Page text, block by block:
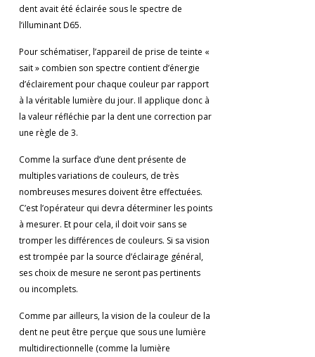
dent avait été éclairée sous le spectre de
l’illuminant D65.
Pour schématiser, l’appareil de prise de teinte «
sait » combien son spectre contient d’énergie
d’éclairement pour chaque couleur par rapport
à la véritable lumière du jour. Il applique donc à
la valeur réfléchie par la dent une correction par
une règle de 3.
Comme la surface d’une dent présente de
multiples variations de couleurs, de très
nombreuses mesures doivent être effectuées.
C’est l’opérateur qui devra déterminer les points
à mesurer. Et pour cela, il doit voir sans se
tromper les différences de couleurs. Si sa vision
est trompée par la source d’éclairage général,
ses choix de mesure ne seront pas pertinents
ou incomplets.
Comme par ailleurs, la vision de la couleur de la
dent ne peut être perçue que sous une lumière
multidirectionnelle (comme la lumière